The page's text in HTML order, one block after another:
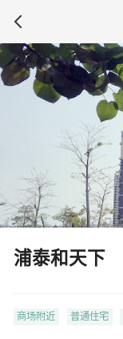
浦泰和天下
商场附近 普通住宅